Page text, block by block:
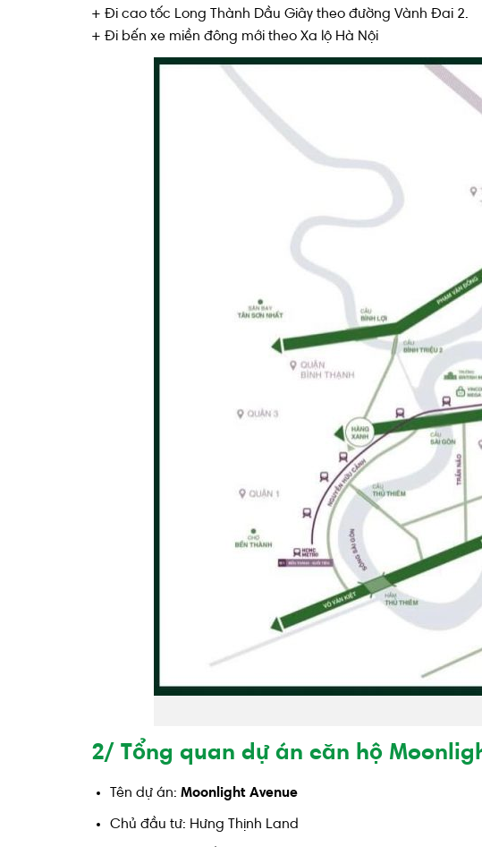
+ Đi cao tốc Long Thành Dầu Giây theo đường Vành Đai 2.
+ Đi bến xe miền đông mới theo Xa lộ Hà Nội
2/ Tổng quan dự án căn hộ
Tên dự án: Moonlight Avenue
Chủ đầu tư: Hưng Thịnh Land